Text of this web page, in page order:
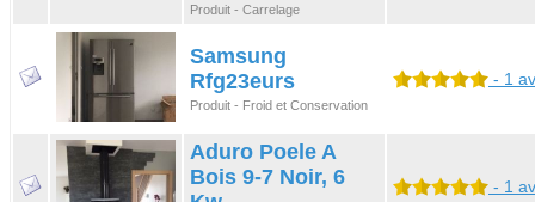
Produit - Carrelage
Samsung
Rfg23eurs
Produit - Froid et Conservation
- 1
Aduro Poele A
Bois 9-7 Noir, 6
- 1